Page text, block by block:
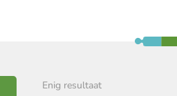
Enig resultaat